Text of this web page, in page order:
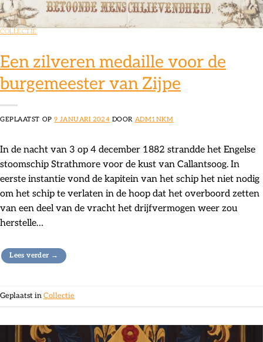
COLLECTIE
Een zilveren medaille voor de
burgemeester van Zijpe
GEPLAATST OP9 JANUARI 2024 DOOR ADM1NKM
In de nacht van 3 op 4 december 1882 strandde het Engelse
stoomschip Strathmore voor de kust van Callantsoog. In
eerste instantie vond de kapitein van het schip het niet nodig
om het schip te verlaten in de hoop dat het overboord zetten
van een deel van de vracht het drijfvermogen weer zou
herstelle…
Lees verder →
Geplaatst inCollectie